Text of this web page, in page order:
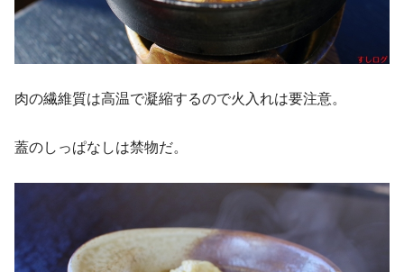
肉の繊維質は高温で凝縮するので火入れは要注意。
蓋のしっぱなしは禁物だ。